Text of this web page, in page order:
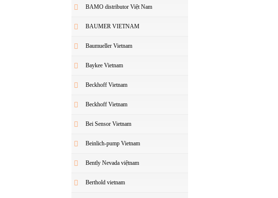
BAMO distributor Việt Nam
BAUMER VIETNAM
Baumueller Vietnam
Baykee Vietnam
Beckhoff Vietnam
Beckhoff Vietnam
Bei Sensor Vietnam
Beinlich-pump Vietnam
Bently Nevada việtnam
Berthold vietnam